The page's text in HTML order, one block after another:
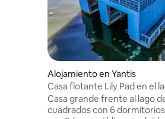
Alojamiento en Yantis
Casa flotante Lily Pad en el
Casa grande frente al lago
cuadrados con 6 dormitorios